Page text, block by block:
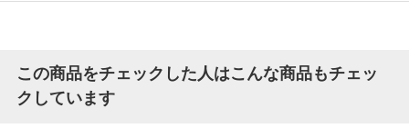
この商品をチェックした人はこんな商品もチェッ
クしています